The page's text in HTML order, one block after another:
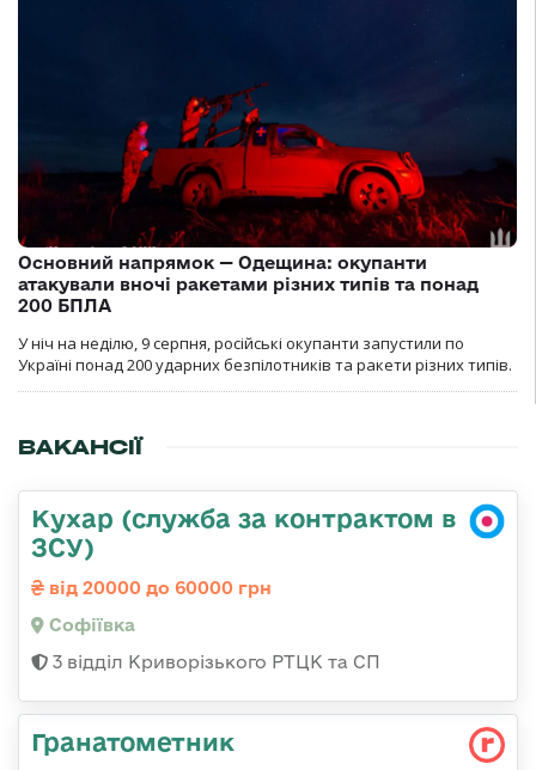
Основний напрямок — Одещина: окупанти
атакували вночі ракетами різних типів та понад
200 БПЛА
У ніч на неділю, 9 серпня, російські окупанти запустили по
Україні понад 200 ударних безпілотників та ракети різних типів.
ВАКАНСІЇ
Кухар (служба за контрактом в
ЗСУ)
від 20000 до 60000 грн
Софіївка
3 відділ Криворізького РТЦК та СП
Гранатометник